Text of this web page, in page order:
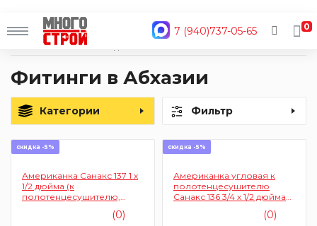
7 (940)737-05-65
0
Главная
Каталог
Фитинги в Абхазии
Категории Фильтр
скидка -5%
Американка Санакс 137 1 х
1/2 дюйма (к
полотенцесушителю,
(0)
скидка -5%
Американка угловая к
полотенцесушителю
Санакс 136 3/4 х 1/2 дюйма
(0)